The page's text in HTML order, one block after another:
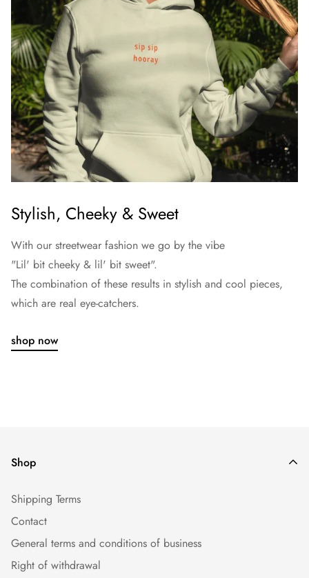
Stylish, Cheeky & Sweet
With our streetwear fashion we go by the vibe
"Lil' bit cheeky & lil' bit sweet".
The combination of these results in stylish and cool pieces,
which are real eye-catchers.
shop now
Shop
Shipping Terms
Contact
General terms and conditions of business
Right of withdrawal